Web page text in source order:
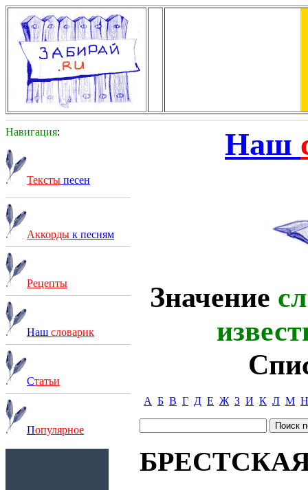
Навигация:
Тексты песен
Аккорды к песням
Рецепты
Наш словарик
Статьи
Популярное
Наш
Значение
А Б В Г Д Е Ж З И К Л М Н